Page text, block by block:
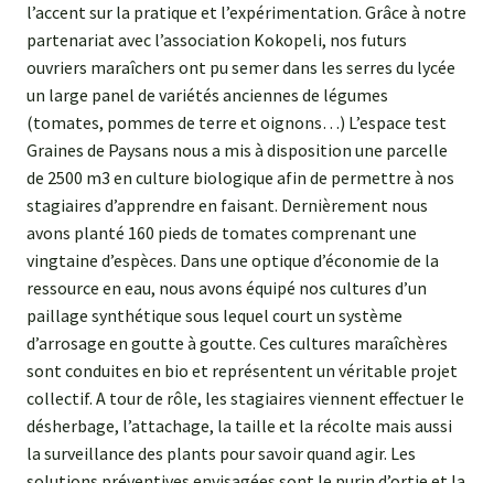
l’accent sur la pratique et l’expérimentation. Grâce à notre
partenariat avec l’association Kokopeli, nos futurs
ouvriers maraîchers ont pu semer dans les serres du lycée
un large panel de variétés anciennes de légumes
(tomates, pommes de terre et oignons…) L’espace test
Graines de Paysans nous a mis à disposition une parcelle
de 2500 m3 en culture biologique afin de permettre à nos
stagiaires d’apprendre en faisant. Dernièrement nous
avons planté 160 pieds de tomates comprenant une
vingtaine d’espèces. Dans une optique d’économie de la
ressource en eau, nous avons équipé nos cultures d’un
paillage synthétique sous lequel court un système
d’arrosage en goutte à goutte. Ces cultures maraîchères
sont conduites en bio et représentent un véritable projet
collectif. A tour de rôle, les stagiaires viennent effectuer le
désherbage, l’attachage, la taille et la récolte mais aussi
la surveillance des plants pour savoir quand agir. Les